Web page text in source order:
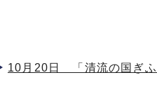
10月20日 「清流の国ぎ